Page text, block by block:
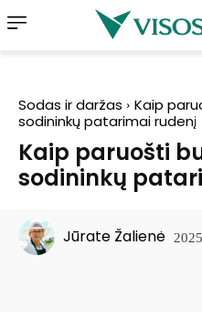
Sodas ir daržas
Kaip
sodininkų patarimai rudenį
Kaip paruošti
sodininkų
Jūrate Žalienė